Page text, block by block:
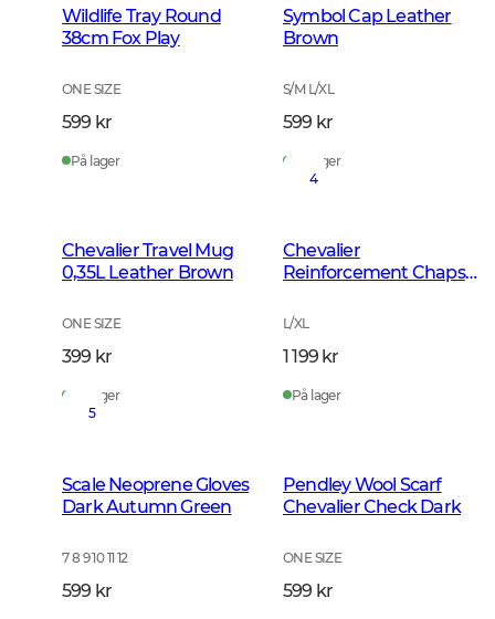
Wildlife Tray Round
38cm Fox Play
ONE SIZE
599 kr
På lager
Symbol Cap Leather
Brown
S/M L/XL
599 kr
På lager
Chevalier Travel Mug
0,35L Leather Brown
ONE SIZE
399 kr
På lager
4
Chevalier
Reinforcement Chaps
L/XL
1 199 kr
På lager
5
Scale Neoprene Gloves
Dark Autumn Green
7 8 9 10 11 12
599 kr
Pendley Wool Scarf
Chevalier Check Dark
ONE SIZE
599 kr